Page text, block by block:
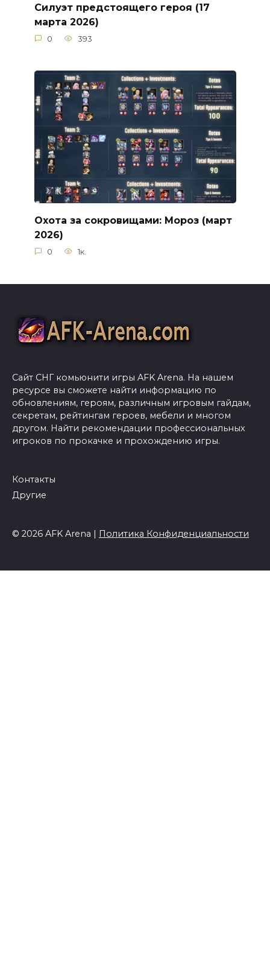
Силуэт предстоящего героя (17
марта 2026)
0 393
Охота за сокровищами: Мороз (март
2026)
0 1к.
Сайт СНГ комьюнити игры AFK Arena. На нашем
ресурсе вы сможете найти информацию по
обновлениям, героям, различным игровым гайдам,
секретам, рейтингам героев, мебели и многом
другом. Найти рекомендации профессиональных
игроков по прокачке и прохождению игры.
Контакты
Другие
© 2026 AFK Arena | Политика Конфиденциальности